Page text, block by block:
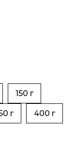
150 г
г 400 г